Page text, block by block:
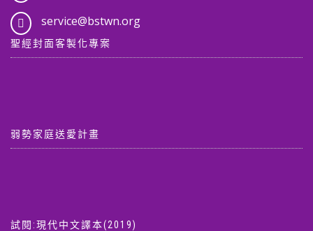
service@bstwn.org
聖經封面客製化專案
弱勢家庭送愛計畫
試閱:現代中文譯本(2019)